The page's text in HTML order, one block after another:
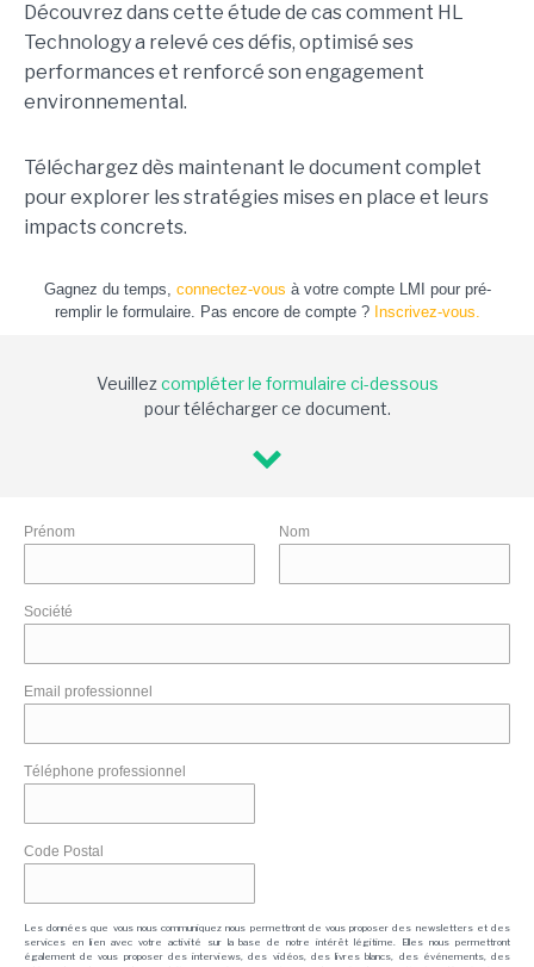
Découvrez dans cette étude de cas comment HL
Technology a relevé ces défis, optimisé ses
performances et renforcé son engagement
environnemental.
Téléchargez dès maintenant le document complet
pour explorer les stratégies mises en place et leurs
impacts concrets.
Gagnez du temps, connectez-vous à votre compte LMI pour pré-
remplir le formulaire. Pas encore de compte ? Inscrivez-vous.
Veuillezcompléter le formulaire ci-dessous
pour télécharger ce document.
Prénom Nom
Société
Email professionnel
Téléphone professionnel
Code Postal
Les données que vous nous communiquez nous permettront de vous proposer des newsletters et des
services en lien avec votre activité sur la base de notre intérêt légitime. Elles nous permettront
également de vous proposer des interviews, des vidéos, des livres blancs, des événements, des